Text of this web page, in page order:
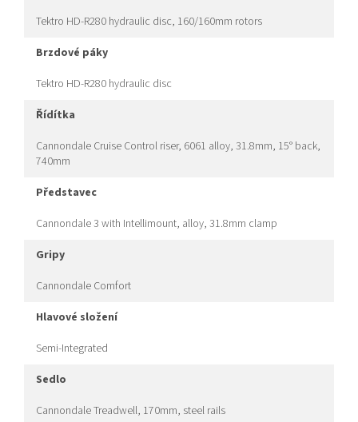
Tektro HD-R280 hydraulic disc, 160/160mm rotors
brzdové páky
Tektro HD-R280 hydraulic disc
řídítka
Cannondale Cruise Control riser, 6061 alloy, 31.8mm, 15° back,
740mm
představec
Cannondale 3 with Intellimount, alloy, 31.8mm clamp
gripy
Cannondale Comfort
hlavové složení
Semi-Integrated
sedlo
Cannondale Treadwell, 170mm, steel rails